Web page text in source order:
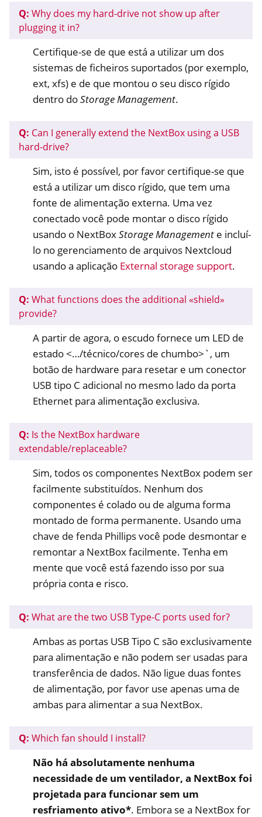
Q: Why does my hard-drive not show up after
plugging it in?
Certifique-se de que está a utilizar um dos
sistemas de ficheiros suportados (por exemplo,
ext, xfs) e de que montou o seu disco rígido
dentro doStorage Management.
Q: Can I generally extend the NextBox using a USB
hard-drive?
Sim, isto é possível, por favor certifique-se que
está a utilizar um disco rígido, que tem uma
fonte de alimentação externa. Uma vez
conectado você pode montar o disco rígido
usando o NextBoxStorage Management e incluí-
lo no gerenciamento de arquivos Nextcloud
usando a aplicação External storage support.
Q: What functions does the additional «shield»
provide?
A partir de agora, o escudo fornece um LED de
estado <…/técnico/cores de chumbo>`, um
botão de hardware para resetar e um conector
USB tipo C adicional no mesmo lado da porta
Ethernet para alimentação exclusiva.
Q: Is the NextBox hardware
extendable/replaceable?
Sim, todos os componentes NextBox podem ser
facilmente substituídos. Nenhum dos
componentes é colado ou de alguma forma
montado de forma permanente. Usando uma
chave de fenda Phillips você pode desmontar e
remontar a NextBox facilmente. Tenha em
mente que você está fazendo isso por sua
própria conta e risco.
Q: What are the two USB Type-C ports used for?
Ambas as portas USB Tipo C são exclusivamente
para alimentação e não podem ser usadas para
transferência de dados. Não ligue duas fontes
de alimentação, por favor use apenas uma de
ambas para alimentar a sua NextBox.
Q: Which fan should I install?
Não há absolutamente nenhuma
necessidade de um ventilador, a NextBox foi
projetada para funcionar sem um
resfriamento ativo*. Embora se a NextBox for